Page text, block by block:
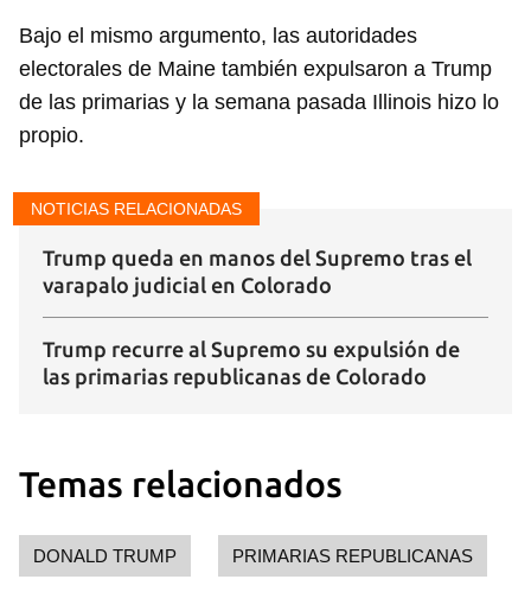
iniciar sesión con tu cuenta de 14ymedio.
INICIAR SESIÓN CANCELAR
Bajo el mismo argumento, las autoridades
electorales de Maine también expulsaron a Trump
de las primarias y la semana pasada Illinois hizo lo
propio.
NOTICIAS RELACIONADAS
Trump queda en manos del Supremo tras el
varapalo judicial en Colorado
Trump recurre al Supremo su expulsión de
las primarias republicanas de Colorado
Temas relacionados
DONALD TRUMP PRIMARIAS REPUBLICANAS